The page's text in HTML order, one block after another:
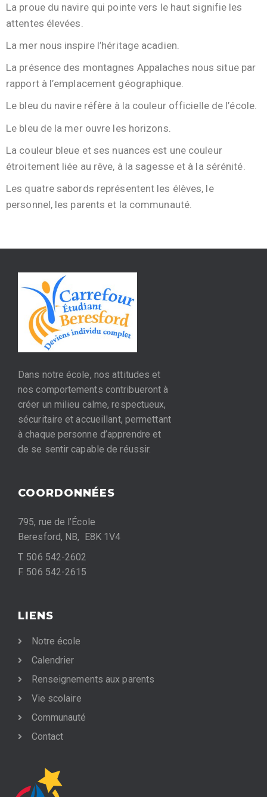
La proue du navire qui pointe vers le haut signifie les
attentes élevées.
La mer nous inspire l’héritage acadien.
La présence des montagnes Appalaches nous situe par
rapport à l’emplacement géographique.
Le bleu du navire réfère à la couleur officielle de l’école.
Le bleu de la mer ouvre les horizons.
La couleur bleue et ses nuances est une couleur
étroitement liée au rêve, à la sagesse et à la sérénité.
Les quatre sabords représentent les élèves, le
personnel, les parents et la communauté.
Dans notre école, nos attitudes et
nos comportements contribueront à
créer un milieu calme, respectueux,
sécuritaire et accueillant, permettant
à chaque personne d’apprendre et
de se sentir capable de réussir.
COORDONNÉES
795, rue de l’École
Beresford, NB, E8K 1V4
T. 506 542-2602
F. 506 542-2615
LIENS
Notre école
Calendrier
Renseignements aux parents
Vie scolaire
Communauté
Contact